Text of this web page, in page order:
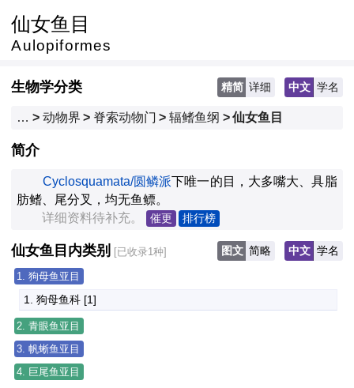
仙女鱼目
Aulopiformes
生物学分类 中文 学名
精简 详细
… > 动物界 > 脊索动物门 > 辐鳍鱼纲 >仙女鱼目
简介
Cyclosquamata/圆鳞派下唯一的目，大多嘴大、具脂
肪鳍、尾分叉，均无鱼鳔。
详细资料待补充。
催更 排行榜
中文 学名
图文 简略
仙女鱼目内类别 [已收录1种]
1. 狗母鱼亚目
1. 狗母鱼科 [1]
2. 青眼鱼亚目
1. PLACEHOLDER-青眼鱼亚目
3. 帆蜥鱼亚目
1. PLACEHOLDER-帆蜥鱼亚目
4. 巨尾鱼亚目